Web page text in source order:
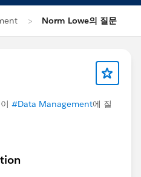
Norm Lowe의 질문
#Data Management에 질